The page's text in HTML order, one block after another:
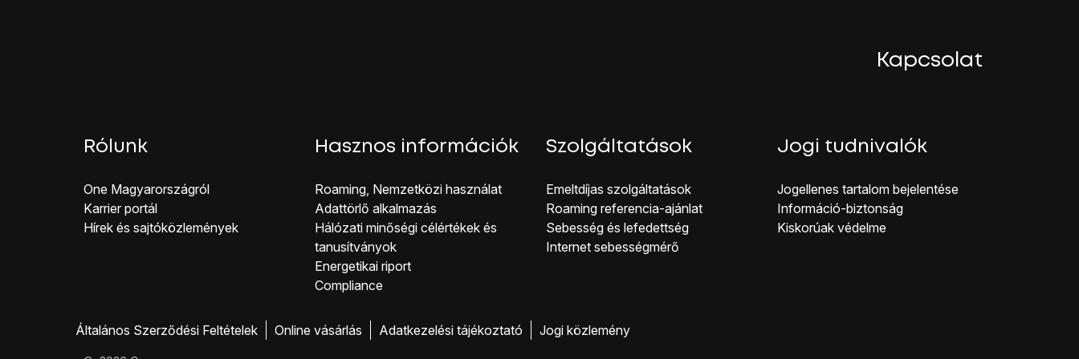
Kapcsolat
Rólunk
One Magyar országról
Karrier portál
Hírek és sajtóközlemények
Hasznos információk
Roaming, Nemzetközi használat
Adattörlő alkalmazás
Hálózati minőségi célérté kek és
tanusítványok
Energetikai riport
Co mpliance
Szolgáltatások
Emeltdíjas szolgáltatások
Roaming referencia-ajánlat
Sebesség és lefedettség
Internet sebességmérő
Jogi tudnivalók
Jogellenes ta rtalom bejelentése
Inf ormáció-biztonság
Kiskorúak véd elme
Általános Szerződési Feltételek Online vásárlás Adatkezelési tájékoztató Jogi közlemény